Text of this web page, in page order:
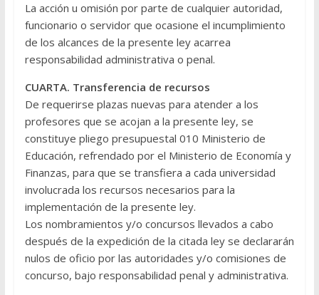
La acción u omisión por parte de cualquier autoridad,
funcionario o servidor que ocasione el incumplimiento
de los alcances de la presente ley acarrea
responsabilidad administrativa o penal.
CUARTA. Transferencia de recursos
De requerirse plazas nuevas para atender a los
profesores que se acojan a la presente ley, se
constituye pliego presupuestal 010 Ministerio de
Educación, refrendado por el Ministerio de Economía y
Finanzas, para que se transfiera a cada universidad
involucrada los recursos necesarios para la
implementación de la presente ley.
Los nombramientos y/o concursos llevados a cabo
después de la expedición de la citada ley se declararán
nulos de oficio por las autoridades y/o comisiones de
concurso, bajo responsabilidad penal y administrativa.